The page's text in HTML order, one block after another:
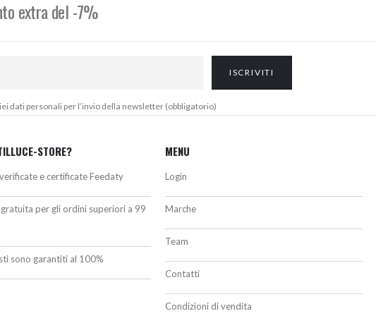
extra del -7%
dati personali per l’invio della newsletter (obbligatorio)
STORE?
e certificate Feedaty
per gli ordini superiori a 99
sono garantiti al 100%
MENU
Login
Marche
Team
Contatti
Condizioni di vendita